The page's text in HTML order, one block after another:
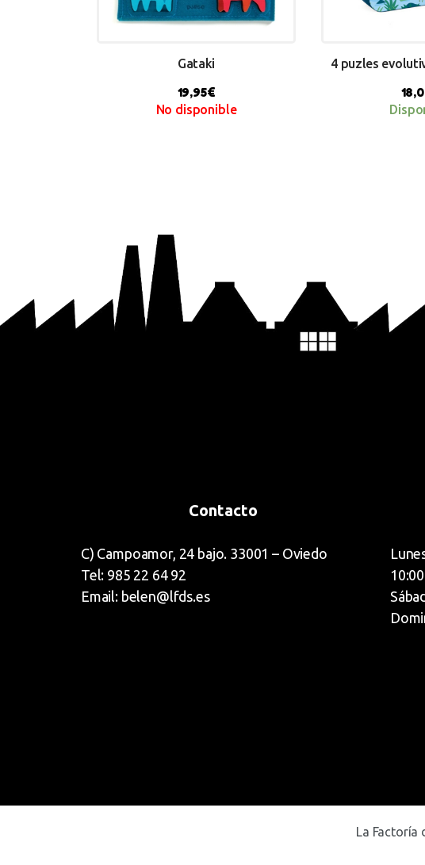
Gataki
19,95€
No disponible
4 puzles
Contacto
C) Campoamor, 24 bajo. 33001 – Oviedo
Tel: 985 22 64 92
Email: belen@lfds.es
La Factoría